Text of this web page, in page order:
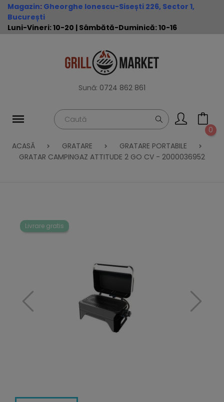
Magazin: Gheorghe Ionescu-Sisești 226, Sector 1,
București
Luni-Vineri: 10-20 | Sâmbătă-Duminică: 10-16
Sună: 0724 862 861
0
ACASĂ
GRATARE
GRATARE PORTABILE
GRATAR CAMPINGAZ ATTITUDE 2 GO CV - 2000036952
Livrare gratis